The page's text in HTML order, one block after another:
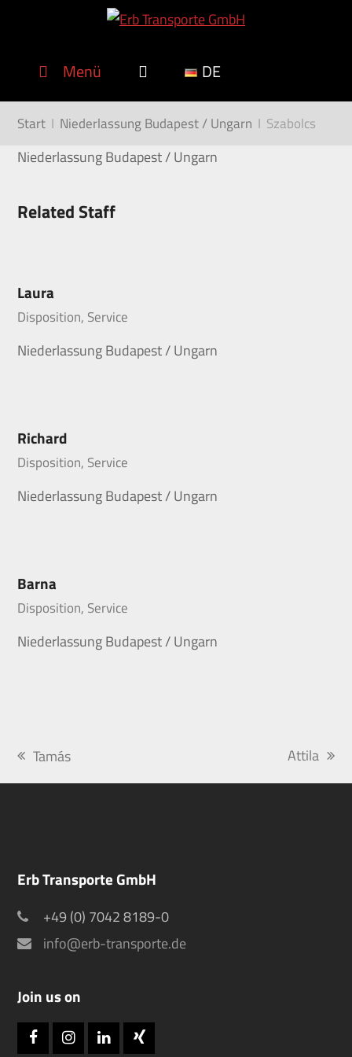
Menü DE
Start I Niederlassung Budapest / Ungarn I Szabolcs
Niederlassung Budapest / Ungarn
Related Staff
Laura
Disposition, Service
Niederlassung Budapest / Ungarn
Richard
Disposition, Service
Niederlassung Budapest / Ungarn
Barna
Disposition, Service
Niederlassung Budapest / Ungarn
vorheriger
Beitrag:
Tamás
Nächster
Beitrag:
Attila
Erb Transporte GmbH
+49 (0) 7042 8189-0
info@erb-transporte.de
Join us on
FacebookInstagramLinkedInXing